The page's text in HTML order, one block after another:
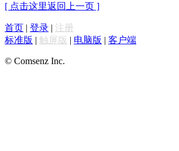
[ 点击这里返回上一页 ]
首页 | 登录 | 注册
标准版 | 触屏版 | 电脑版 | 客户端
© Comsenz Inc.